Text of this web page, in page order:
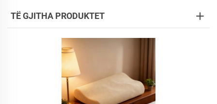
TË GJITHA PRODUKTET